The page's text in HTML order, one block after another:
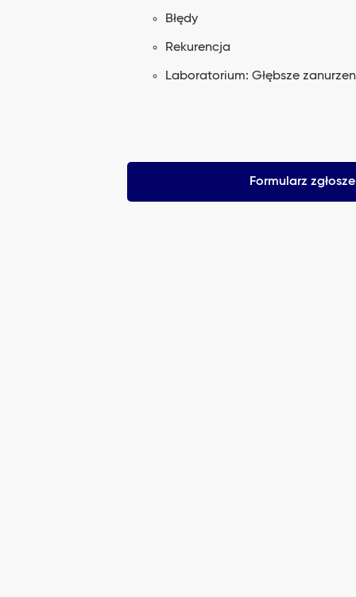
Błędy
Rekurencja
Laboratorium: Głębsze
Formularz